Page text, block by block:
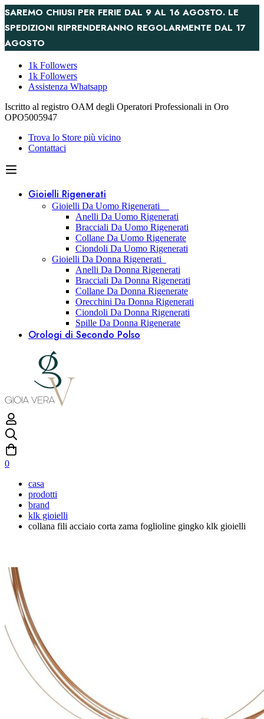
SAREMO CHIUSI PER FERIE DAL 9 AL 16 AGOSTO. LE
SPEDIZIONI RIPRENDERANNO REGOLARMENTE DAL 17
AGOSTO
1k Followers
1k Followers
Assistenza Whatsapp
Iscritto al registro OAM degli Operatori Professionali in Oro
OPO5005947
Trova lo Store più vicino
Contattaci
Gioielli Rigenerati
Gioielli Da Uomo Rigenerati
Anelli Da Uomo Rigenerati
Bracciali Da Uomo Rigenerati
Collane Da Uomo Rigenerate
Ciondoli Da Uomo Rigenerati
Gioielli Da Donna Rigenerati
Anelli Da Donna Rigenerati
Bracciali Da Donna Rigenerati
Collane Da Donna Rigenerate
Orecchini Da Donna Rigenerati
Ciondoli Da Donna Rigenerati
Spille Da Donna Rigenerate
Orologi di Secondo Polso
0
casa
prodotti
brand
klk gioielli
collana fili acciaio corta zama foglioline gingko klk gioielli